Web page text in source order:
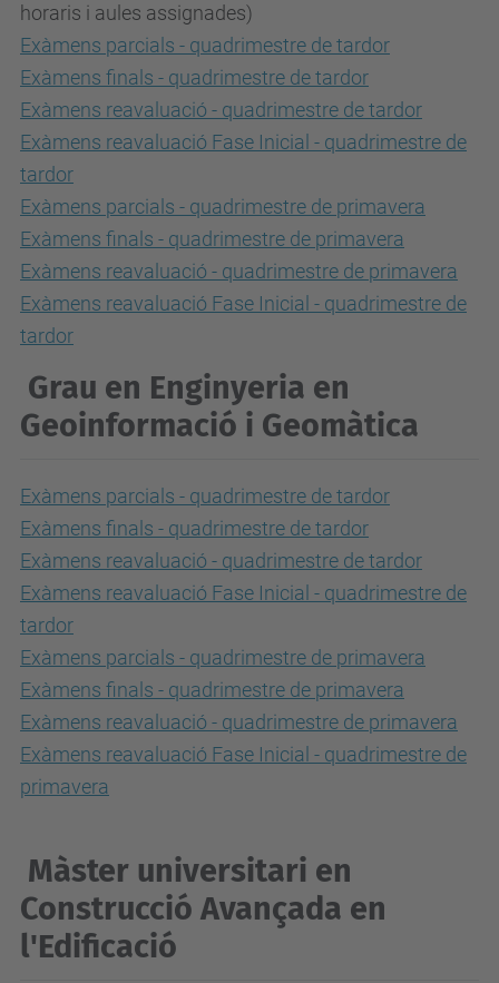
horaris i aules assignades)
Exàmens parcials - quadrimestre de tardor
Exàmens finals - quadrimestre de tardor
Exàmens reavaluació - quadrimestre de tardor
Exàmens reavaluació Fase Inicial - quadrimestre de
tardor
Exàmens parcials - quadrimestre de primavera
Exàmens finals - quadrimestre de primavera
Exàmens reavaluació - quadrimestre de primavera
Exàmens reavaluació Fase Inicial - quadrimestre de
tardor
Grau en Enginyeria en
Geoinformació i Geomàtica
Exàmens parcials - quadrimestre de tardor
Exàmens finals - quadrimestre de tardor
Exàmens reavaluació - quadrimestre de tardor
Exàmens reavaluació Fase Inicial - quadrimestre de
tardor
Exàmens parcials - quadrimestre de primavera
Exàmens finals - quadrimestre de primavera
Exàmens reavaluació - quadrimestre de primavera
Exàmens reavaluació Fase Inicial - quadrimestre de
primavera
Màster universitari en
Construcció Avançada en
l'Edificació